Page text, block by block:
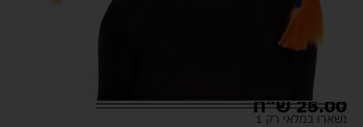
25.00ש"ח
נשארו במלאי רק 1